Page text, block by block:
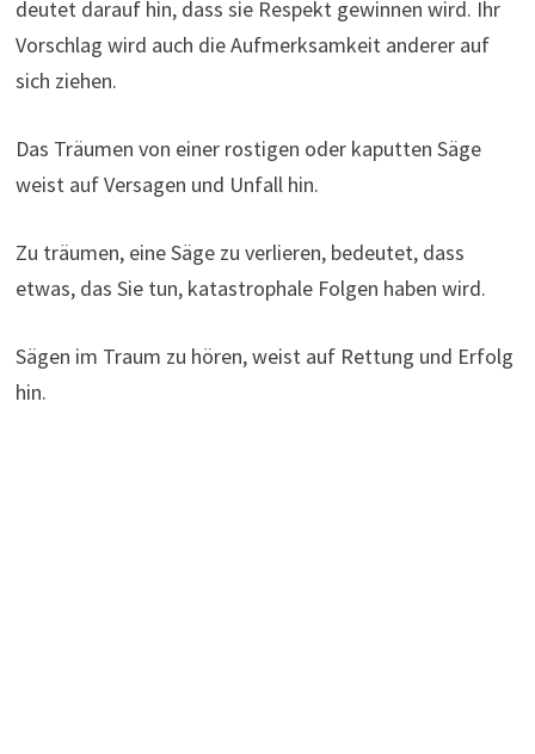
deutet darauf hin, dass sie Respekt gewinnen wird. Ihr
Vorschlag wird auch die Aufmerksamkeit anderer auf
sich ziehen.
Das Träumen von einer rostigen oder kaputten Säge
weist auf Versagen und Unfall hin.
Zu träumen, eine Säge zu verlieren, bedeutet, dass
etwas, das Sie tun, katastrophale Folgen haben wird.
Sägen im Traum zu hören, weist auf Rettung und Erfolg
hin.